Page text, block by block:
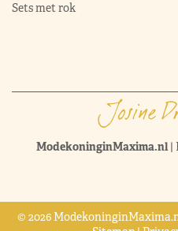
Sets met rok
ModekoninginMaxima.nl|
© 2026